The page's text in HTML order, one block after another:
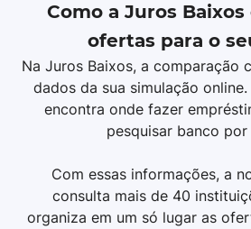
Como a Juros Baixos
ofertas para o
Na Juros Baixos, a comparação
dados da sua simulação
encontra onde fazer
pesquisar banco por
Com essas informações, a
consulta mais de 40
organiza em um só lugar as